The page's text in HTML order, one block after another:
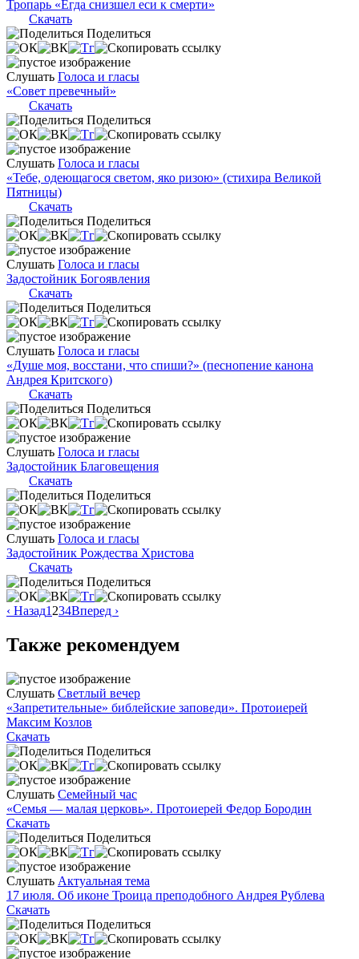
Тропарь «Егда снизшел еси к смерти»
Скачать
Поделиться
Слушать Голоса и гласы
«Совет превечный»
Скачать
Поделиться
Слушать Голоса и гласы
«Тебе, одеющагося светом, яко ризою» (стихира Великой
Пятницы)
Скачать
Поделиться
Слушать Голоса и гласы
Задостойник Богоявления
Скачать
Поделиться
Слушать Голоса и гласы
«Душе моя, восстани, что спиши?» (песнопение канона
Андрея Критского)
Скачать
Поделиться
Слушать Голоса и гласы
Задостойник Благовещения
Скачать
Поделиться
Слушать Голоса и гласы
Задостойник Рождества Христова
Скачать
Поделиться
‹ Назад1 234Вперед ›
Также рекомендуем
Слушать Светлый вечер
«Запретительные» библейские заповеди». Протоиерей
Максим Козлов
Скачать
Поделиться
Слушать Семейный час
«Семья — малая церковь». Протоиерей Федор Бородин
Скачать
Поделиться
Слушать Актуальная тема
17 июля. Об иконе Троица преподобного Андрея Рублева
Скачать
Поделиться